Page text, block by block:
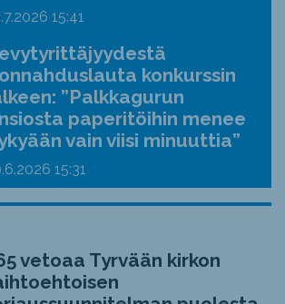
15:41
konkurssin
”Palkkagurun
paperitöihin menee
vain viisi minuuttia”
15:31
vetoaa Tyrvään kirkon